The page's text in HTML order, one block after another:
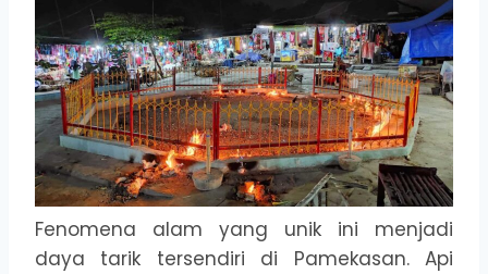
Fenomena alam yang unik ini menjadi
daya tarik tersendiri di Pamekasan. Api